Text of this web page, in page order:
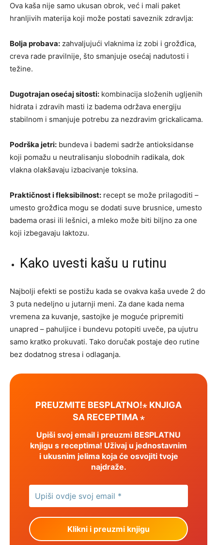
Ova kaša nije samo ukusan obrok, već i mali paket
hranljivih materija koji može postati saveznik zdravlja:
Bolja probava: zahvaljujući vlaknima iz zobi i grožđica,
creva rade pravilnije, što smanjuje osećaj nadutosti i
težine.
Dugotrajan osećaj sitosti: kombinacija složenih ugljenih
hidrata i zdravih masti iz badema održava energiju
stabilnom i smanjuje potrebu za nezdravim grickalicama.
Podrška jetri: bundeva i bademi sadrže antioksidanse
koji pomažu u neutralisanju slobodnih radikala, dok
vlakna olakšavaju izbacivanje toksina.
Praktičnost i fleksibilnost: recept se može prilagoditi –
umesto grožđica mogu se dodati suve brusnice, umesto
badema orasi ili lešnici, a mleko može biti biljno za one
koji izbegavaju laktozu.
Kako uvesti kašu u rutinu
Najbolji efekti se postižu kada se ovakva kaša uvede 2 do
3 puta nedeljno u jutarnji meni. Za dane kada nema
vremena za kuvanje, sastojke je moguće pripremiti
unapred – pahuljice i bundevu potopiti uveče, pa ujutru
samo kratko prokuvati. Tako doručak postaje deo rutine
bez dodatnog stresa i odlaganja.
PREUZMITE BESPLATNO!⋆ KNJIGA
SA RECEPTIMA ⋆
Upiši svoj email i preuzmi BESPLATNU
knjigu s receptima! Uživaj u jednostavnim
i ukusnim jelima koja će osvojiti tvoje
najdraže.